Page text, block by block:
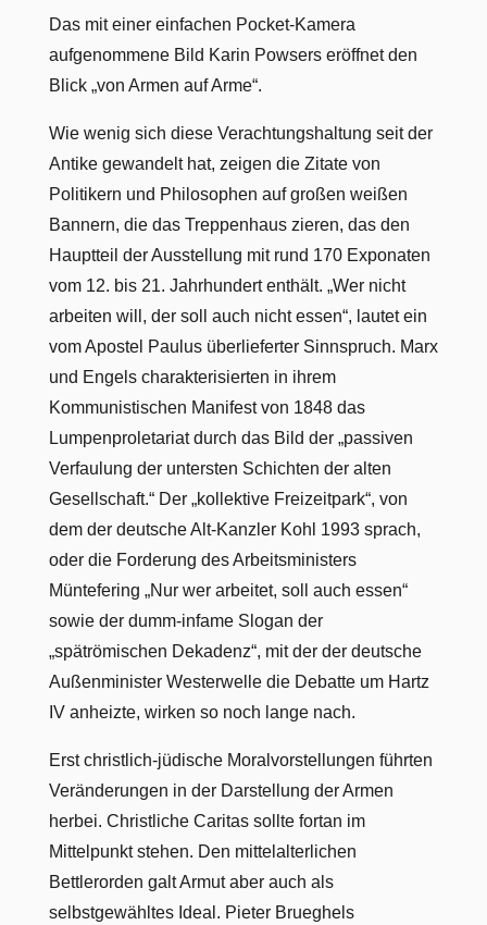
Das mit einer einfachen Pocket-Kamera
aufgenommene Bild Karin Powsers eröffnet den
Blick „von Armen auf Arme“.
Wie wenig sich diese Verachtungshaltung seit der
Antike gewandelt hat, zeigen die Zitate von
Politikern und Philosophen auf großen weißen
Bannern, die das Treppenhaus zieren, das den
Hauptteil der Ausstellung mit rund 170 Exponaten
vom 12. bis 21. Jahrhundert enthält. „Wer nicht
arbeiten will, der soll auch nicht essen“, lautet ein
vom Apostel Paulus überlieferter Sinnspruch. Marx
und Engels charakterisierten in ihrem
Kommunistischen Manifest von 1848 das
Lumpenproletariat durch das Bild der „passiven
Verfaulung der untersten Schichten der alten
Gesellschaft.“ Der „kollektive Freizeitpark“, von
dem der deutsche Alt-Kanzler Kohl 1993 sprach,
oder die Forderung des Arbeitsministers
Müntefering „Nur wer arbeitet, soll auch essen“
sowie der dumm-infame Slogan der
„spätrömischen Dekadenz“, mit der der deutsche
Außenminister Westerwelle die Debatte um Hartz
IV anheizte, wirken so noch lange nach.
Erst christlich-jüdische Moralvorstellungen führten
Veränderungen in der Darstellung der Armen
herbei. Christliche Caritas sollte fortan im
Mittelpunkt stehen. Den mittelalterlichen
Bettlerorden galt Armut aber auch als
selbstgewähltes Ideal. Pieter Brueghels